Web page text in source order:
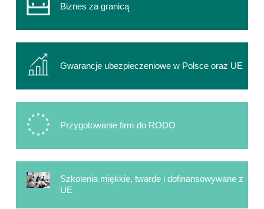
Biznes za granicą
Gwarancje ubezpieczeniowe w Polsce oraz UE
Przygotowanie firm do RODO
Szkolenia miękkie, twarde i dofinansowywane z
UE